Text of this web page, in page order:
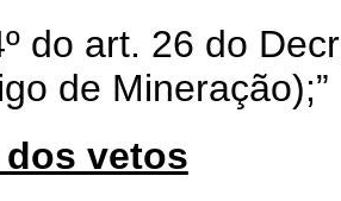
do art. 26 do
de Mineração);”
dos vetos